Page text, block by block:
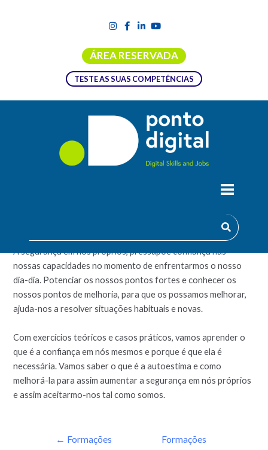
ÁREA RESERVADA
TESTE AS SUAS COMPETÊNCIAS
AUTOCONFIANÇA – CONFIANÇA EM
A segurança em nós próprios, pressupõe confiança nas
nossas capacidades no momento de enfrentarmos o nosso
dia-dia. Potenciar os nossos pontos fortes e conhecer os
nossos pontos de melhoria, para que os possamos melhorar,
ajuda-nos a resolver situações habituais e novas.
Com exercícios teóricos e casos práticos, vamos aprender o
que é a confiança em nós mesmos e porque é que ela é
necessária. Vamos saber o que é a autoestima e como
melhorá-la para assim aumentar a segurança em nós próprios
e assim aceitarmo-nos tal como somos.
← Formações
Formações